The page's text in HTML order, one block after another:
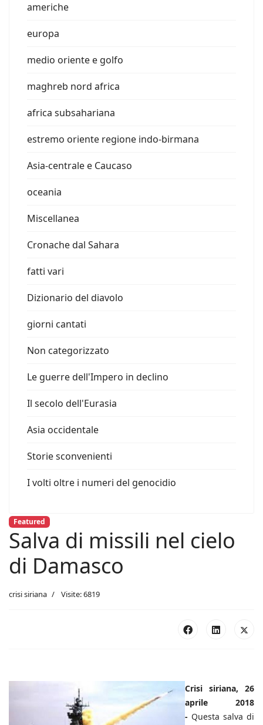
americhe
europa
medio oriente e golfo
maghreb nord africa
africa subsahariana
estremo oriente regione indo-birmana
Asia-centrale e Caucaso
oceania
Miscellanea
Cronache dal Sahara
fatti vari
Dizionario del diavolo
giorni cantati
Non categorizzato
Le guerre dell'Impero in declino
Il secolo dell'Eurasia
Asia occidentale
Storie sconvenienti
I volti oltre i numeri del genocidio
Featured
Salva di missili nel cielo
di Damasco
crisi siriana Visite: 6819
Crisi siriana, 26
aprile 2018
- Questa salva di